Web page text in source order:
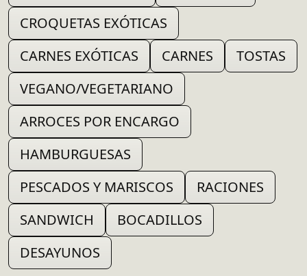
CROQUETAS EXÓTICAS
CARNES EXÓTICAS
CARNES
TOSTAS
VEGANO/VEGETARIANO
ARROCES POR ENCARGO
HAMBURGUESAS
PESCADOS Y MARISCOS
RACIONES
SANDWICH
BOCADILLOS
DESAYUNOS